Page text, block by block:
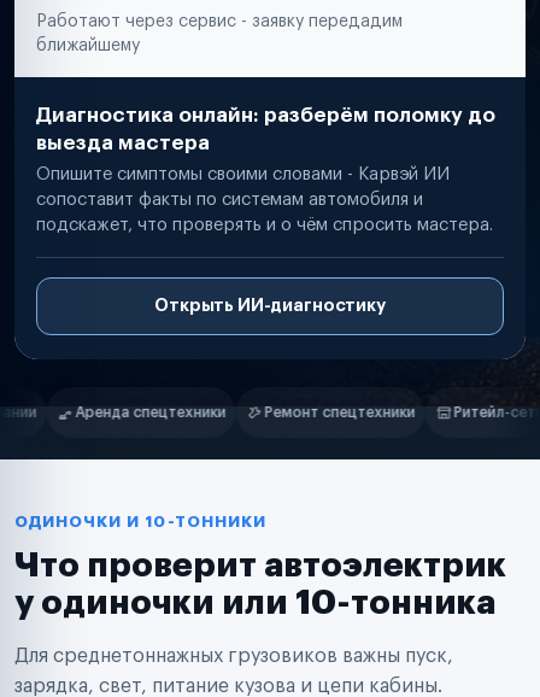
Работают через сервис - заявку передадим
ближайшему
Диагностика онлайн: разберём поломку до
выезда мастера
Опишите симптомы своими словами - Карвэй ИИ
сопоставит факты по системам автомобиля и
подскажет, что проверять и о чём спросить мастера.
Открыть ИИ-диагностику
Нам доверяют
Ремонт спецтехники Ритейл-сети Управляющие компании
Маркетплейсы
Таксопарки
Автодилеры
Поставщики запчастей
Аренда спецтехники
Ремонт спецтехники
ОДИНОЧКИ И 10-ТОННИКИ
Что проверит автоэлектрик
у одиночки или 10-тонника
Для среднетоннажных грузовиков важны пуск,
зарядка, свет, питание кузова и цепи кабины.